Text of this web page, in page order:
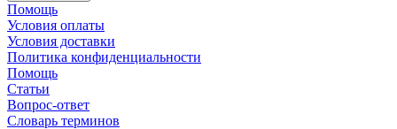
Помощь
Условия оплаты
Условия доставки
Политика конфиденциальности
Помощь
Статьи
Вопрос-ответ
Словарь терминов